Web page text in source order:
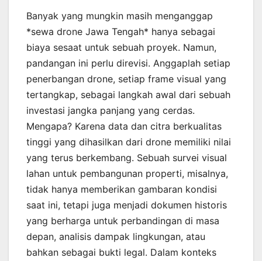
Banyak yang mungkin masih menganggap
*sewa drone Jawa Tengah* hanya sebagai
biaya sesaat untuk sebuah proyek. Namun,
pandangan ini perlu direvisi. Anggaplah setiap
penerbangan drone, setiap frame visual yang
tertangkap, sebagai langkah awal dari sebuah
investasi jangka panjang yang cerdas.
Mengapa? Karena data dan citra berkualitas
tinggi yang dihasilkan dari drone memiliki nilai
yang terus berkembang. Sebuah survei visual
lahan untuk pembangunan properti, misalnya,
tidak hanya memberikan gambaran kondisi
saat ini, tetapi juga menjadi dokumen historis
yang berharga untuk perbandingan di masa
depan, analisis dampak lingkungan, atau
bahkan sebagai bukti legal. Dalam konteks